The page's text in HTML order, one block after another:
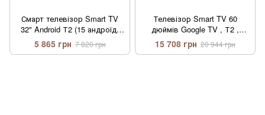
Смарт телевізор Smart TV
32" Android Т2 (15 андроїд,
голосовий пульт)
5 865 грн 7 820 грн
Телевізор Smart TV 60
дюймів Google TV , Т2 ,
1,5Gb , голосовий пульт
15 708 грн 20 944 грн